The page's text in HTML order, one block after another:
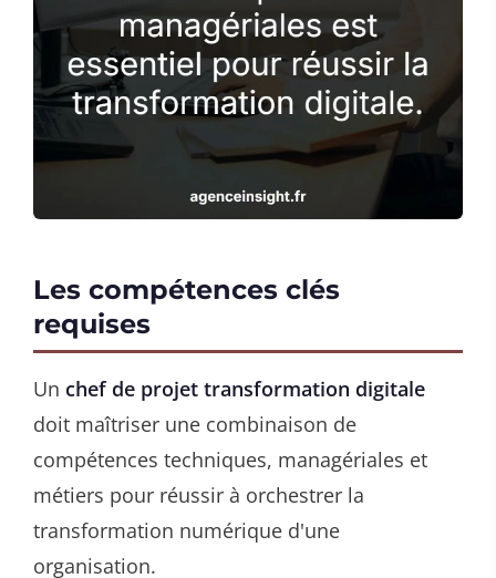
Les compétences clés
requises
Un chef de projet transformation digitale
doit maîtriser une combinaison de
compétences techniques, managériales et
métiers pour réussir à orchestrer la
transformation numérique d'une
organisation.